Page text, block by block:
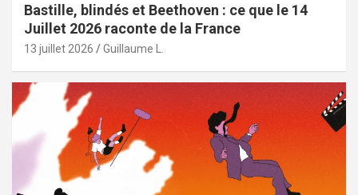
Bastille, blindés et Beethoven : ce que le 14
Juillet 2026 raconte de la France
13 juillet 2026 Guillaume L.